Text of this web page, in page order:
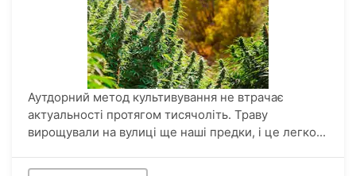
Аутдорний метод культивування не втрачає
актуальності протягом тисячоліть. Траву
вирощували на вулиці ще наші предки, і це легко...